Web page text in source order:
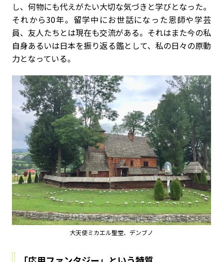
し、何物にも代えがたい大切な気づきと学びとなった。
それから30年。留学中にお世話になった恩師や学芸
員、友人たちとは現在も交流がある。それはまた今の私
自身あるいは日本を振り返る鑑として、私の日々の原動
力となっている。
大天使ミカエル聖堂、デンブノ